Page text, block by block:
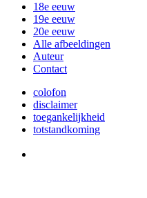
18e eeuw
19e eeuw
20e eeuw
Alle afbeeldingen
Auteur
Contact
colofon
disclaimer
toegankelijkheid
totstandkoming